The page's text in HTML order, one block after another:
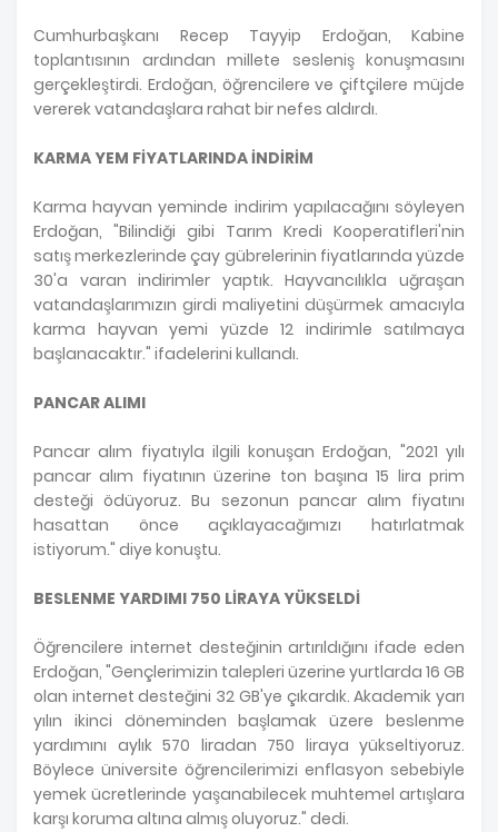
Cumhurbaşkanı Recep Tayyip Erdoğan, Kabine
toplantısının ardından millete sesleniş konuşmasını
gerçekleştirdi. Erdoğan, öğrencilere ve çiftçilere müjde
vererek vatandaşlara rahat bir nefes aldırdı.
KARMA YEM FİYATLARINDA İNDİRİM
Karma hayvan yeminde indirim yapılacağını söyleyen
Erdoğan, "Bilindiği gibi Tarım Kredi Kooperatifleri'nin
satış merkezlerinde çay gübrelerinin fiyatlarında yüzde
30'a varan indirimler yaptık. Hayvancılıkla uğraşan
vatandaşlarımızın girdi maliyetini düşürmek amacıyla
karma hayvan yemi yüzde 12 indirimle satılmaya
başlanacaktır." ifadelerini kullandı.
PANCAR ALIMI
Pancar alım fiyatıyla ilgili konuşan Erdoğan, "2021 yılı
pancar alım fiyatının üzerine ton başına 15 lira prim
desteği ödüyoruz. Bu sezonun pancar alım fiyatını
hasattan önce açıklayacağımızı hatırlatmak
istiyorum." diye konuştu.
BESLENME YARDIMI 750 LİRAYA YÜKSELDİ
Öğrencilere internet desteğinin artırıldığını ifade eden
Erdoğan, "Gençlerimizin talepleri üzerine yurtlarda 16 GB
olan internet desteğini 32 GB'ye çıkardık. Akademik yarı
yılın ikinci döneminden başlamak üzere beslenme
yardımını aylık 570 liradan 750 liraya yükseltiyoruz.
Böylece üniversite öğrencilerimizi enflasyon sebebiyle
yemek ücretlerinde yaşanabilecek muhtemel artışlara
karşı koruma altına almış oluyoruz." dedi.